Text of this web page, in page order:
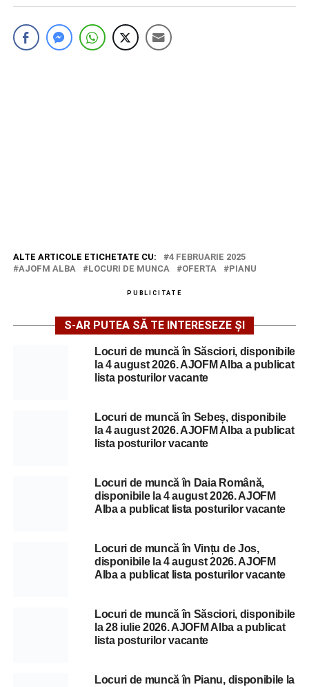
ALTE ARTICOLE ETICHETATE CU:
4 FEBRUARIE 2025
AJOFM ALBA
LOCURI DE MUNCA OFERTA PIANU
PUBLICITATE
S-AR PUTEA SĂ TE INTERESEZE ȘI
Locuri de muncă în Săsciori, disponibile
la 4 august 2026. AJOFM Alba a publicat
lista posturilor vacante
Locuri de muncă în Sebeș, disponibile
la 4 august 2026. AJOFM Alba a publicat
lista posturilor vacante
Locuri de muncă în Daia Română,
disponibile la 4 august 2026. AJOFM
Alba a publicat lista posturilor vacante
Locuri de muncă în Vințu de Jos,
disponibile la 4 august 2026. AJOFM
Alba a publicat lista posturilor vacante
Locuri de muncă în Săsciori, disponibile
la 28 iulie 2026. AJOFM Alba a publicat
lista posturilor vacante
Locuri de muncă în Pianu, disponibile la